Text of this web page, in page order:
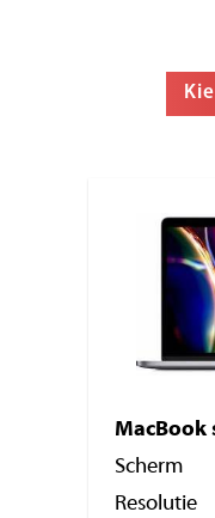
MacBook
Scherm
Resolutie